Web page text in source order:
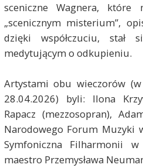
sceniczne Wagnera, które
„scenicznym misterium”,
dzięki współczuciu, stał
medytującym o odkupieniu.
Artystami obu wieczorów
28.04.2026) byli: Ilona
Rapacz (mezzosopran),
Narodowego Forum Muzyki
Symfoniczna Filharmonii
maestro Przemysława